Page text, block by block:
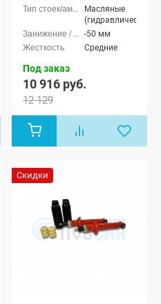
Масляные
(гидравлические)
-50 мм
Средние
Под заказ
10 916 руб.
12 129
Скидки